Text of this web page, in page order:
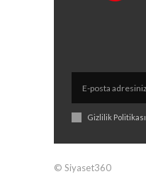
Gizlilik Politikası
© Siyaset360